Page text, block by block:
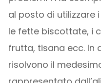
al posto di utilizzare
le fette biscottate, i
frutta, tisana ecc. In
risolvono il